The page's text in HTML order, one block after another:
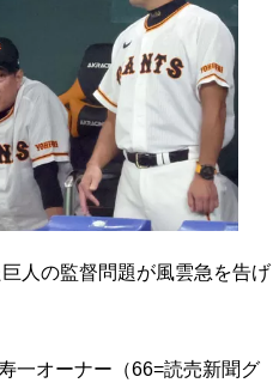
人の監督問題が風雲急を告げ
一オーナー（66=読売新聞グ